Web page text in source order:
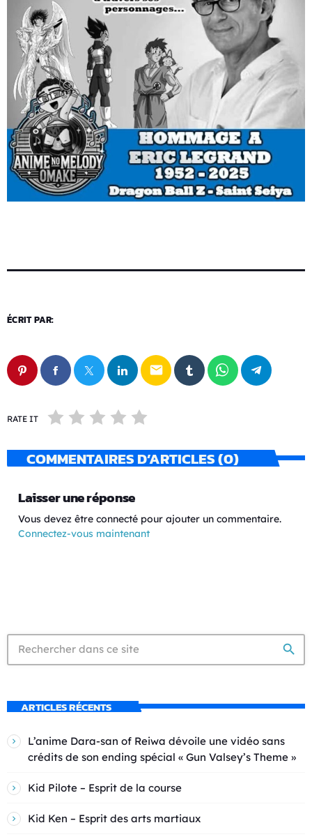
ÉCRIT PAR:
email
RATE IT
COMMENTAIRES D’ARTICLES (0)
Laisser une réponse
Vous devez être connecté pour ajouter un commentaire.
Connectez-vous maintenant
search
ARTICLES RÉCENTS
L’anime Dara-san of Reiwa dévoile une vidéo sans
crédits de son ending spécial « Gun Valsey’s Theme »
Kid Pilote – Esprit de la course
Kid Ken – Esprit des arts martiaux